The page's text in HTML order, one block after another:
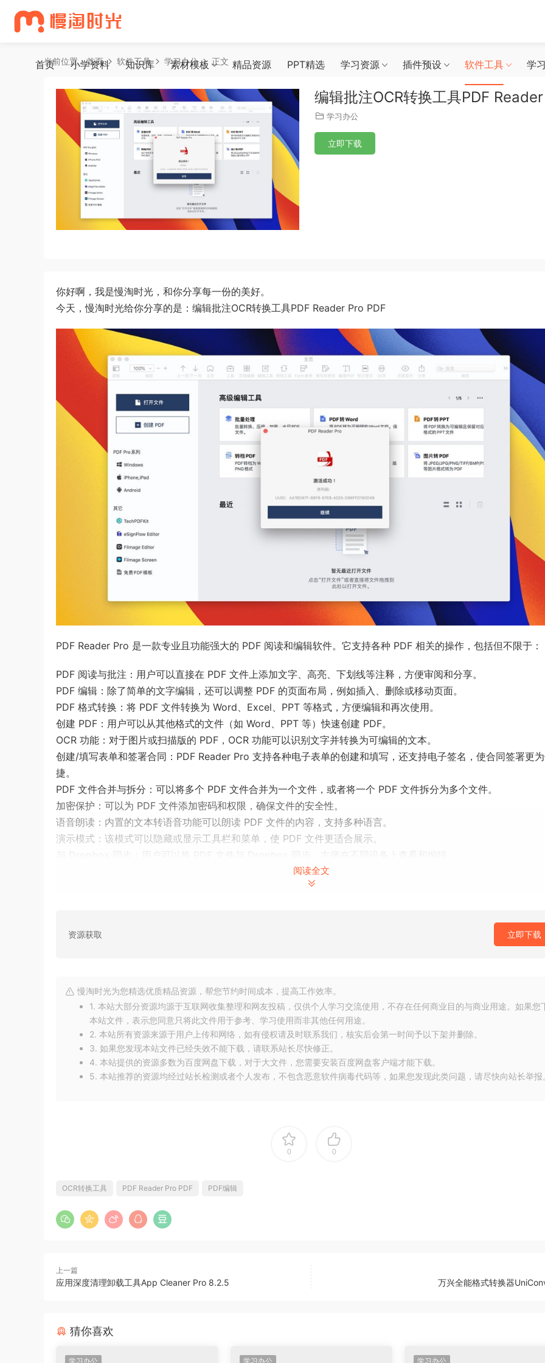
首页 小学资料 知识库 素材模板 精品资源 PPT精选 学习资源 插件预设 软件工具 学
当前位置：首页 软件工具 学习办公 正文
编辑批注OCR转换工具PDF
学习办公
立即下载
你好啊，我是慢淘时光，和你分享每一份的美好。
今天，慢淘时光给你分享的是：编辑批注OCR转换工具PDF Reader Pro PDF
PDF Reader Pro 是一款专业且功能强大的 PDF 阅读和编辑软件。它支持各种 PDF 相关的操作，包括但不限于：
PDF 阅读与批注：用户可以直接在 PDF 文件上添加文字、高亮、下划线等注释，方便审阅和分享。
PDF 编辑：除了简单的文字编辑，还可以调整 PDF 的页面布局，例如插入、删除或移动页面。
PDF 格式转换：将 PDF 文件转换为 Word、Excel、PPT 等格式，方便编辑和再次使用。
创建 PDF：用户可以从其他格式的文件（如 Word、PPT 等）快速创建 PDF。
OCR 功能：对于图片或扫描版的 PDF，OCR 功能可以识别文字并转换为可编辑的文本。
创建/填写表单和签署合同：PDF Reader Pro 支持各种电子表单的创建和填写，还支持电子签名，使合同签署更
捷。
PDF 文件合并与拆分：可以将多个 PDF 文件合并为一个文件，或者将一个 PDF 文件拆分为多个文件。
加密保护：可以为 PDF 文件添加密码和权限，确保文件的安全性。
语音朗读：内置的文本转语音功能可以朗读 PDF 文件的内容，支持多种语言。
演示模式：该模式可以隐藏或显示工具栏和菜单，使 PDF 文件更适合展示。
与 Dropbox 同步：用户可以将 PDF 文件与 Dropbox 同步，方便在不同设备上查看和编辑。
导出为其他格式：PDF Reader Pro 支持将 PDF 文件导出为多种格式，如 Word、PPT、Excel、RTF、HTML、文
官网：https://www.pdfreaderpro.com/
阅读全文
资源获取 立即下载
慢淘时光为您精选优质精品资源，帮您节约时间成本，提高工作效率。
1. 本站大部分资源均源于互联网收集整理和网友投稿，仅供个人学习交流使用，不存在任何商业目的与商业用途。如果您
本站文件，表示您同意只将此文件用于参考、学习使用而非其他任何用途。
2. 本站所有资源来源于用户上传和网络，如有侵权请及时联系我们，核实后会第一时间予以下架并删除。
3. 如果您发现本站文件已经失效不能下载，请联系站长尽快修正。
4. 本站提供的资源多数为百度网盘下载，对于大文件，您需要安装百度网盘客户端才能下载。
5. 本站推荐的资源均经过站长检测或者个人发布，不包含恶意软件病毒代码等，如果您发现此类问题，请尽快向站长举报
0 0
OCR转换工具 PDF Reader Pro PDF PDF编辑
上一篇
应用深度清理卸载工具App Cleaner Pro 8.2.5 万兴全能格式转换器
猜你喜欢
学习办公 学习办公 学习办公